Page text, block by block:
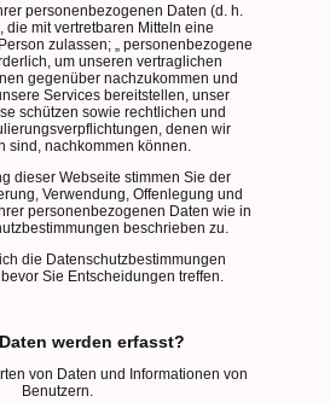
personenbezogenen Daten (d. h.
die mit vertretbaren Mitteln eine
zulassen; „ personenbezogene
um unseren vertraglichen
gegenüber nachzukommen und
Services bereitstellen, unser
schützen sowie rechtlichen und
denen wir
sind, nachkommen können.
dieser Webseite stimmen Sie der
Verwendung, Offenlegung und
personenbezogenen Daten wie in
beschrieben zu.
die Datenschutzbestimmungen
Sie Entscheidungen treffen.
werden erfasst?
von Daten und Informationen von
Benutzern.